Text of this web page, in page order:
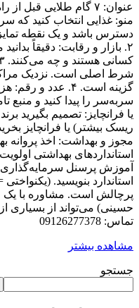
منو: غذایی انتخاب کنید که
دسترس باشد و یک نقطه
۲. بازار و رقابت: دقیقاً
شرط اصلی است. نزدیک مراکز
گزینه است. ۴. عدد
یا فرانچایز: تصمیم بگیرید
مجوز و بهداشت: اخذ
آموزش پرسنل سرمایه‌گذاری
استاندارد بنویسید.
پرچالش است. مشاوره با یک
حسینی) می‌تواند از بسیاری
تماس: 09126277378
مشاهده بیشتر
جستجو